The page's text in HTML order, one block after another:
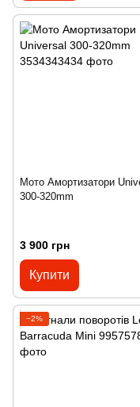
Мото Амортизатори
300-320mm
3 900 грн
Купити
−2%